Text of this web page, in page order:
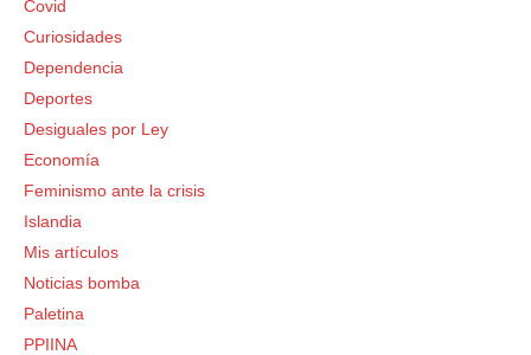
Covid
Curiosidades
Dependencia
Deportes
Desiguales por Ley
Economía
Feminismo ante la crisis
Islandia
Mis artículos
Noticias bomba
Paletina
PPIINA